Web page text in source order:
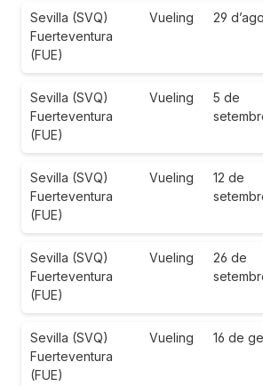
Sevilla (SVQ)
Fuerteventura
(FUE)
Vueling 29
Sevilla (SVQ)
Fuerteventura
(FUE)
Vueling
5 de
Sevilla (SVQ)
Fuerteventura
(FUE)
Vueling
12 de
Sevilla (SVQ)
Fuerteventura
(FUE)
Vueling
26 de
Sevilla (SVQ)
Fuerteventura
(FUE)
Vueling 16 de